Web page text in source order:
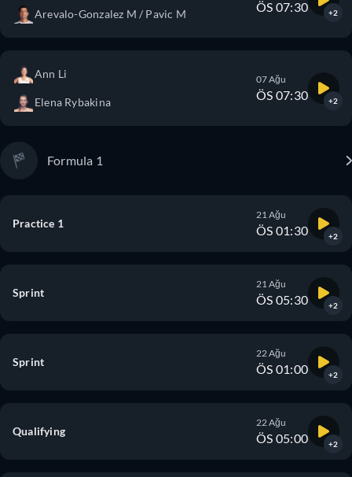
Arevalo-Gonzalez M / Pavic M ÖS 07:30 +2
Ann Li
Elena Rybakina
07 Ağu
ÖS 07:30 +2
Formula 1
Practice 1
21 Ağu
ÖS 01:30 +2
Sprint
21 Ağu
ÖS 05:30 +2
Sprint
22 Ağu
ÖS 01:00 +2
Qualifying
22 Ağu
ÖS 05:00 +2